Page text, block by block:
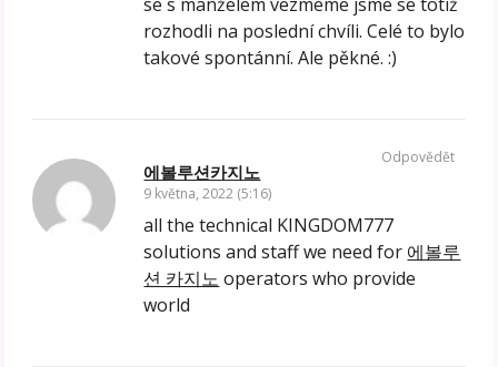
se s manželem vezmeme jsme se totiž
rozhodli na poslední chvíli. Celé to bylo
takové spontánní. Ale pěkné. :)
에볼루션카지노
9 května, 2022 (5:16)
all the technical KINGDOM777
solutions and staff we need for 에볼루
션 카지노 operators who provide
world
Odpovědět